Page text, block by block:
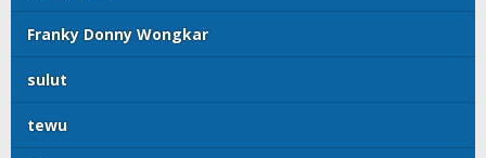
Franky Donny Wongkar
sulut
tewu